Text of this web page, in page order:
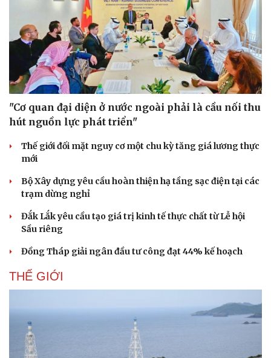
Doanh nghiệp
Thông tin doanh nghiệp
Doanh nghiệp 24h
Doanh nhân
Công nghệ
Sành điệu
Tin Công nghệ
Trải nghiệm
Chuyển đổi số
"Cơ quan đại diện ở nước ngoài phải là cầu nối thu
hút nguồn lực phát triển"
Thế giới đối mặt nguy cơ một chu kỳ tăng giá lương thực
mới
Bộ Xây dựng yêu cầu hoàn thiện hạ tầng sạc điện tại các
trạm dừng nghỉ
Đắk Lắk yêu cầu tạo giá trị kinh tế thực chất từ Lễ hội
Sầu riêng
Đồng Tháp giải ngân đầu tư công đạt 44% kế hoạch
THẾ GIỚI